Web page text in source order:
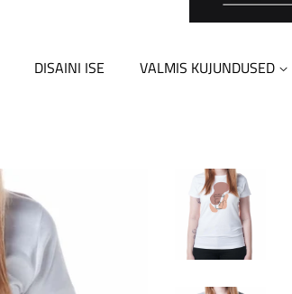
DISAINI ISE VALMIS KUJUNDUSED